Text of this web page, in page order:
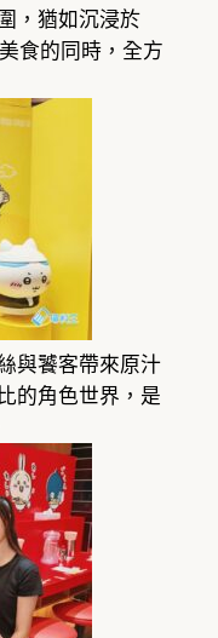
，猶如沉浸於
食的同時，全方
與饕客帶來原汁
的角色世界，是